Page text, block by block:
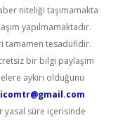
niteliği taşımamakta
yapılmamaktadır.
tamamen tesadüfidir.
bir bilgi paylaşım
aykırı olduğunu
süre içerisinde